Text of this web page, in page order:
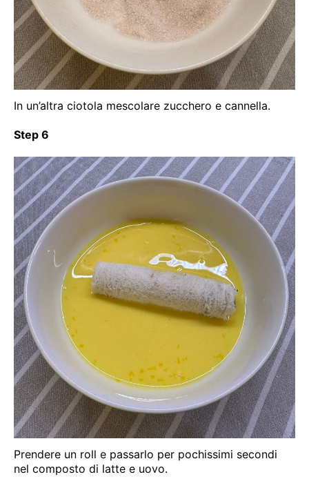
In un’altra ciotola mescolare zucchero e cannella.
Step 6
Prendere un roll e passarlo per pochissimi secondi
nel composto di latte e uovo.